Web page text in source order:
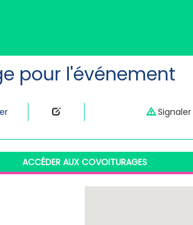
pour l'événement
Signaler
ACCÉDER AUX COVOITURAGES